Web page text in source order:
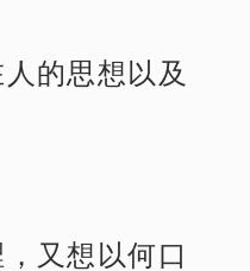
人的思想以及
，又想以何口